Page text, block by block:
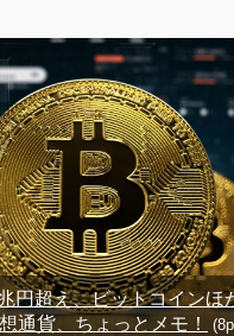
円超え、ビットコインほ
通貨、ちょっとメモ！